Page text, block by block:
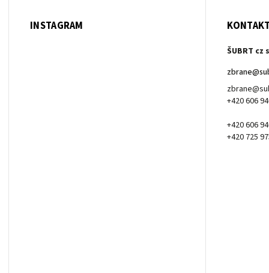
INSTAGRAM KONTAKT
ŠUBRT cz
zbrane@
+420 606
+420 606
+420 725